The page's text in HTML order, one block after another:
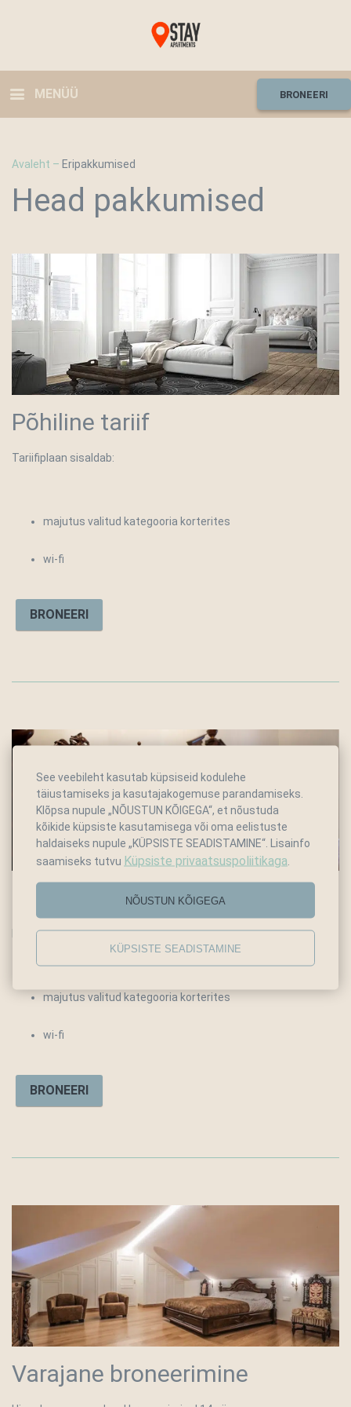
See veebileht kasutab küpsiseid kodulehe
täiustamiseks ja kasutajakogemuse parandamiseks.
Klõpsa nupule „NÕUSTUN KÕIGEGA“, et nõustuda
kõikide küpsiste kasutamisega või oma eelistuste
haldaiseks nupule „KÜPSISTE SEADISTAMINE“. Lisainfo
saamiseks tutvu Küpsiste privaatsuspoliitikaga
NÕUSTUN KÕIGEGA
KÜPSISTE SEADISTAMINE
MENÜÜ BRONEERI
Avaleht – Eripakkumised
Head pakkumised
Põhiline tariif
Tariifiplaan sisaldab:
majutus valitud kategooria korterites
wi-fi
BRONEERI
Pikaajaline elamine
Hinnakava on saadaval 7 öö broneerimisel ja sisaldab:
majutus valitud kategooria korterites
wi-fi
BRONEERI
Varajane broneerimine